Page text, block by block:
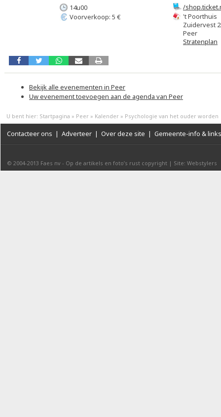
/
van-het-
't Poorthuis
Zuidervest
Peer
Stratenplan
14u00
Voorverkoop: 5 €
Bekijk alle evenementen in Peer
Uw evenement toevoegen aan de agenda van Peer
U bent hier: Startpagina » Peer » Kalender » Psychologie van het ouder worden
Contacteer ons | Adverteer | Over deze site | Gemeente-info & links
© 2004-2013 Faes nv - Op de artikels en foto’s rust copyright | Site: Webstylers